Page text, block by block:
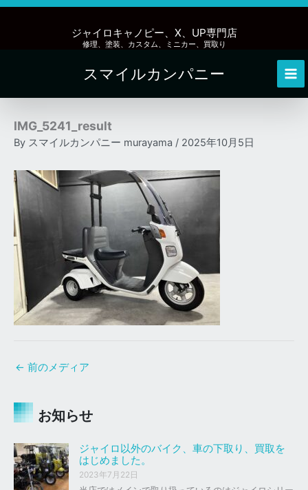
内
ッ
ジャイロキャノピー、X、UP専門店
修理、塗装、カスタム、ミニカー、買取り
スマイルカンパニー
IMG_5241_result
By スマイルカンパニー murayama / 2025年10月5日
← 前のメディア
お知らせ
ジャイロ以外のバイク、車の下取り、買取を
はじめました。
2023年7月22日